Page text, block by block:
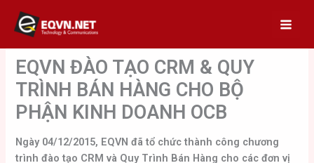
content
EQVN ĐÀO TẠO CRM & QUY
TRÌNH BÁN HÀNG CHO BỘ
PHẬN KINH DOANH OCB
Ngày 04/12/2015, EQVN đã tổ chức thành công chương
trìnhđào tạo CRM và Quy Trình Bán Hàng cho các đơn vị